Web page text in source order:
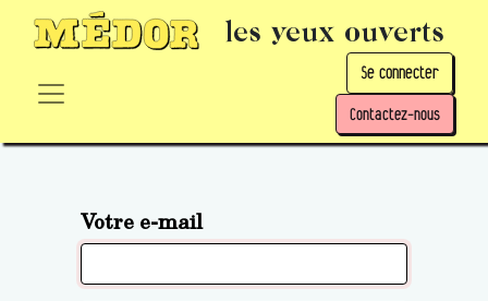
les yeux ouverts
Se connecter
Contactez-nous
Votre e-mail